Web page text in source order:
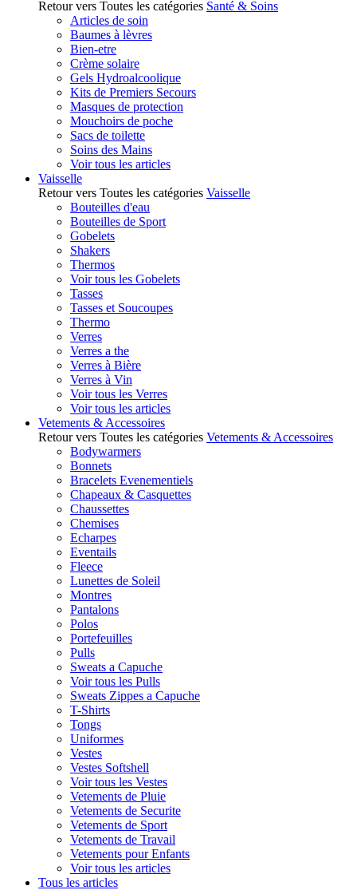
Retour vers Toutes les catégories Santé & Soins
Articles de soin
Baumes à lèvres
Bien-etre
Crème solaire
Gels Hydroalcoolique
Kits de Premiers Secours
Masques de protection
Mouchoirs de poche
Sacs de toilette
Soins des Mains
Voir tous les articles
Vaisselle
Retour vers Toutes les catégories Vaisselle
Bouteilles d'eau
Bouteilles de Sport
Gobelets
Shakers
Thermos
Voir tous les Gobelets
Tasses
Tasses et Soucoupes
Thermo
Verres
Verres a the
Verres à Bière
Verres à Vin
Voir tous les Verres
Voir tous les articles
Vetements & Accessoires
Retour vers Toutes les catégories Vetements & Accessoires
Bodywarmers
Bonnets
Bracelets Evenementiels
Chapeaux & Casquettes
Chaussettes
Chemises
Echarpes
Eventails
Fleece
Lunettes de Soleil
Montres
Pantalons
Polos
Portefeuilles
Pulls
Sweats a Capuche
Voir tous les Pulls
Sweats Zippes a Capuche
T-Shirts
Tongs
Uniformes
Vestes
Vestes Softshell
Voir tous les Vestes
Vetements de Pluie
Vetements de Securite
Vetements de Sport
Vetements de Travail
Vetements pour Enfants
Voir tous les articles
Tous les articles